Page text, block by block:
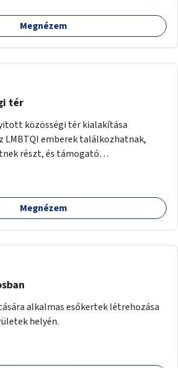
Megnézem
tér
közösségi tér kialakítása
LMBTQI emberek találkozhatnak,
részt, és támogató
is. Az üzemeltető pályázat
Megnézem
alkalmas esőkertek létrehozása
helyén.